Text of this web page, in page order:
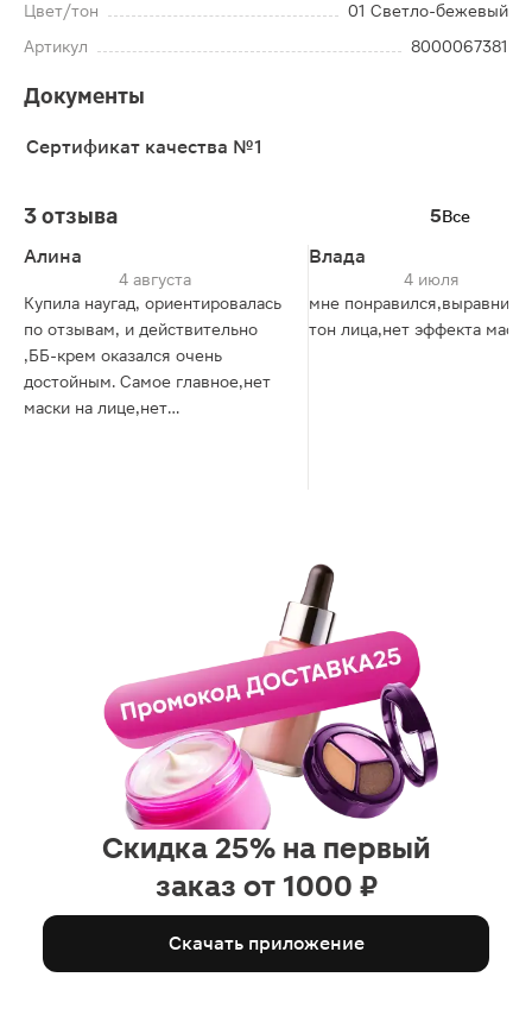
Цвет/тон
01 Светло-бежевый
Артикул
8000067381
Документы
Сертификат качества №1
3 отзыва 5Все
Алина
4 августа
Купила наугад, ориентировалась
по отзывам, и действительно
,ББ-крем оказался очень
достойным. Самое главное,нет
маски на лице,нет
ложится,поэтому если хочется
попробовать новую фирму,или
избавиться от липкости и макси
на лице,этот ББ однозначно
Влада
4 июля
мне
тон лица,нет эффекта маски
Скидка 25% на первый
заказ от 1000 ₽
Скачать приложение